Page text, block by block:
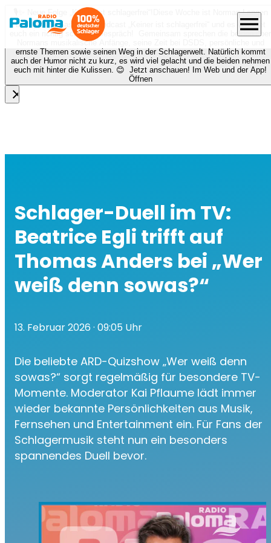
🎙️✨ Neue Folge „Keiner ist schlagerfrei“!
Diese Woche ist Norman Langen
bei Nora zu Gast beim Podcast „Keiner ist schlagerfrei“ und es erwartet
euch ein richtig schönes Gespräch! Gemeinsam sprechen die beiden über
Normans musikalische Anfänge, seine Zeit bei DSDS, persönliche und
ernste Themen sowie seinen Weg in der Schlagerwelt. Natürlich kommt
auch der Humor nicht zu kurz, es wird viel gelacht und die beiden nehmen
euch mit hinter die Kulissen. 😊 Jetzt anschauen! Im Web und der App!
Öffnen
close
menu
Schlager-Duell im TV:
Beatrice Egli trifft auf
Thomas Anders bei „Wer
weiß denn sowas?“
13. Februar 2026 · 09:05 Uhr
Die beliebte ARD-Quizshow „Wer weiß denn
sowas?“ sorgt regelmäßig für besondere TV-
Momente. Moderator Kai Pflaume lädt immer
wieder bekannte Persönlichkeiten aus Musik,
Fernsehen und Entertainment ein. Für Fans der
Schlagermusik steht nun ein besonders
spannendes Duell bevor.